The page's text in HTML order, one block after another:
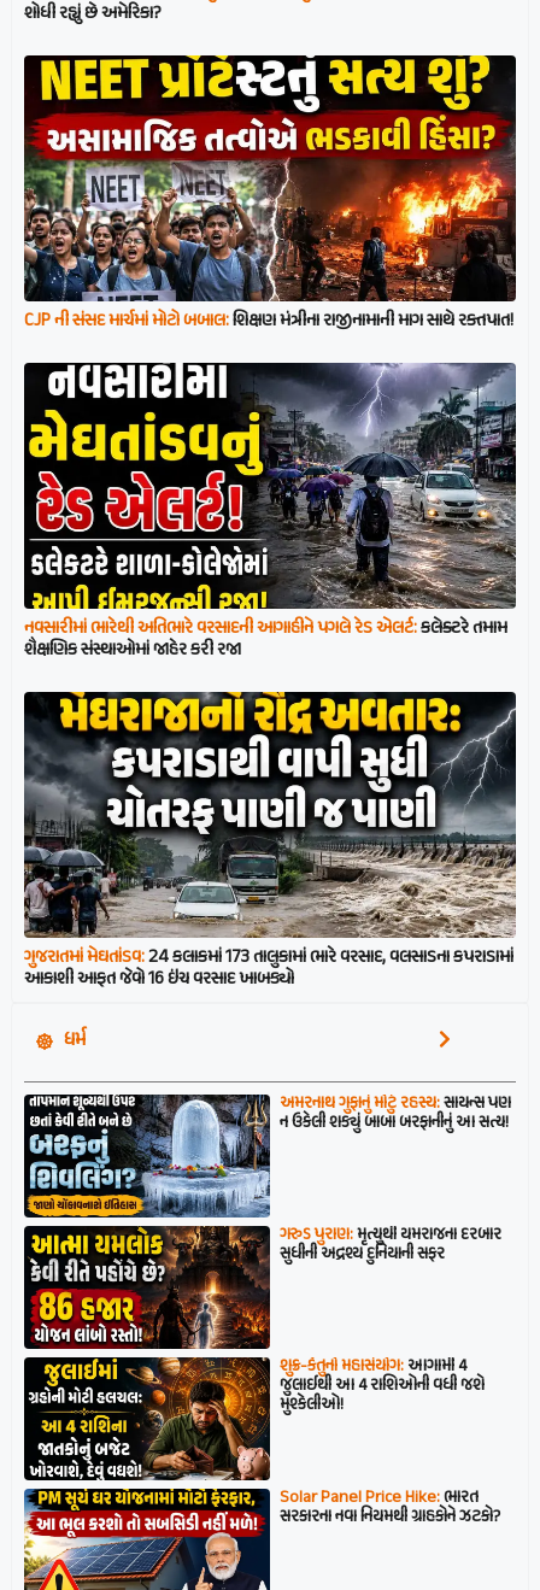
શોધી રહ્યું છે અમેરિકા?
CJP ની સંસદ માર્ચમાં મોટો બબાલ:શિક્ષણ મંત્રીના રાજીનામાની માગ સાથે રક્તપાત!
નવસારીમાં ભારેથી અતિભારે વરસાદની આગાહીને પગલે રેડ એલર્ટ:કલેક્ટરે તમામ
શૈક્ષણિક સંસ્થાઓમાં જાહેર કરી રજા
ગુજરાતમાં મેઘતાંડવ:24 કલાકમાં 173 તાલુકામાં ભારે વરસાદ, વલસાડના કપરાડામાં
આકાશી આફત જેવો 16 ઇંચ વરસાદ ખાબક્યો
ધર્મ
અમરનાથ ગુફાનું મોટું રહસ્ય:સાયન્સ પણ
ન ઉકેલી શક્યું બાબા બરફાનીનું આ સત્ય!
ગરુડ પુરાણ:મૃત્યુથી યમરાજના દરબાર
સુધીની અદ્રશ્ય દુનિયાની સફર
શુક્ર-કેતુનો મહાસંયોગ:આગામી 4
જુલાઈથી આ 4 રાશિઓની વધી જશે
મુશ્કેલીઓ!
Solar Panel Price Hike:ભારત
સરકારના નવા નિયમથી ગ્રાહકોને ઝટકો?